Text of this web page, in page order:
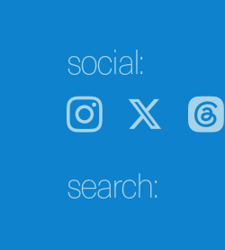
social:
Instagram 𝕏 Threads
search: